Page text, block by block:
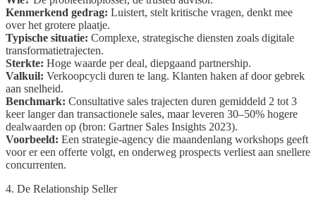
Kenmerkend gedrag: Luistert, stelt kritische vragen, denkt mee
over het grotere plaatje.
Typische situatie: Complexe, strategische diensten zoals digitale
transformatietrajecten.
Sterkte: Hoge waarde per deal, diepgaand partnership.
Valkuil: Verkoopcycli duren te lang. Klanten haken af door gebrek
aan snelheid.
Benchmark: Consultative sales trajecten duren gemiddeld 2 tot 3
keer langer dan transactionele sales, maar leveren 30–50% hogere
dealwaarden op (bron: Gartner Sales Insights 2023).
Voorbeeld: Een strategie-agency die maandenlang workshops geeft
voor er een offerte volgt, en onderweg prospects verliest aan snellere
concurrenten.
4. De Relationship Seller